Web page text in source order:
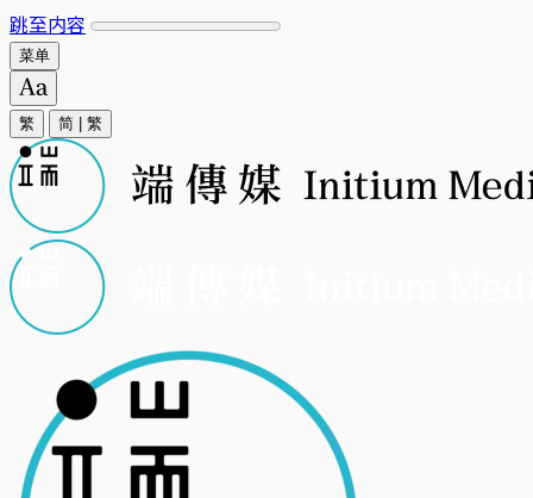
跳至内容
菜单
繁 简 繁